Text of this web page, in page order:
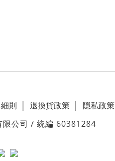
則 退換貨政策 隱私政策
限公司 / 統編 60381284